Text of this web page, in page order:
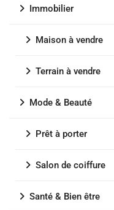
Immobilier
Maison à vendre
Terrain à vendre
Mode & Beauté
Prêt à porter
Salon de coiffure
Santé & Bien être